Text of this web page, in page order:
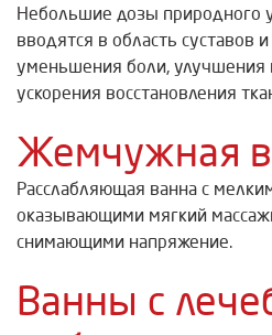
Небольшие дозы природного
вводятся в область суставов
уменьшения боли, улучшения
ускорения восстановления
Жемчужная
Расслабляющая ванна с
оказывающими мягкий
снимающими напряжение.
Ванны с